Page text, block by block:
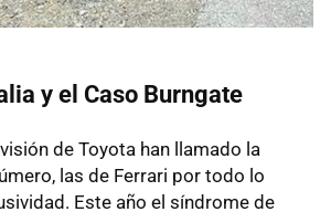
y el Caso Burngate
de Toyota han llamado la
las de Ferrari por todo lo
Este año el síndrome de